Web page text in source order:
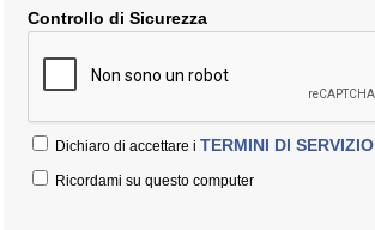
Controllo di Sicurezza
Dichiaro di accettare i TERMINI DI SERVIZIO
Ricordami su questo computer